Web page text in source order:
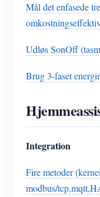
Mål det enfasede
Udløs SonOff
Brug 3-faset
Integration
Fire metoder
modbus/